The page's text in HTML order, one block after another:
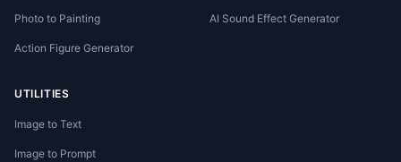
Photo to Painting
Action Figure Generator
AI Sound Effect Generator
UTILITIES
Image to Text
Image to Prompt